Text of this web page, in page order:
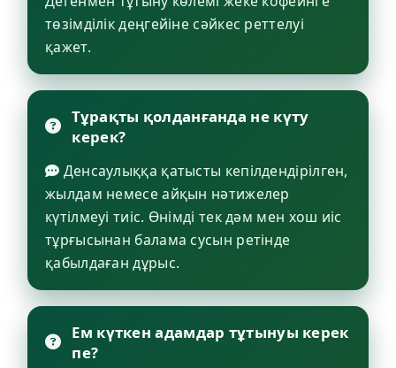
төзімділік деңгейіне сәйкес реттелуі
қажет.
Тұрақты қолданғанда не күту
керек?
Денсаулыққа қатысты кепілдендірілген,
жылдам немесе айқын нәтижелер
күтілмеуі тиіс. Өнімді тек дәм мен хош иіс
тұрғысынан балама сусын ретінде
қабылдаған дұрыс.
Ем күткен адамдар тұтынуы керек
пе?